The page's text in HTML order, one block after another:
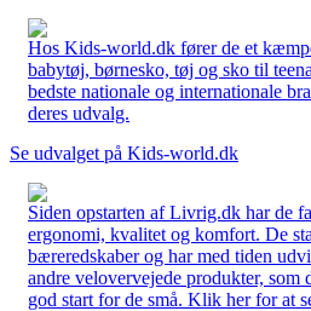
Hos Kids-world.dk fører de et
babytøj, børnesko, tøj og sko til
bedste nationale og internationale
deres udvalg.
Se udvalget på Kids-world.dk
Siden opstarten af Livrig.dk har de
ergonomi, kvalitet og komfort. De
bæreredskaber og har med tiden
andre velovervejede produkter, som
god start for de små. Klik her for at